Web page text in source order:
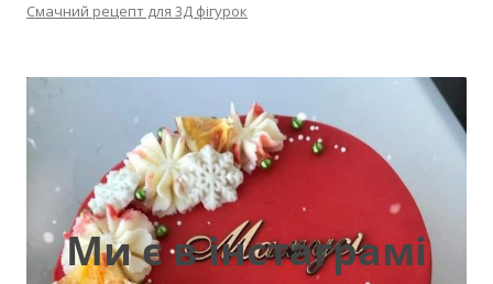
Смачний рецепт для 3Д фігурок
Ми є в інстаграмі